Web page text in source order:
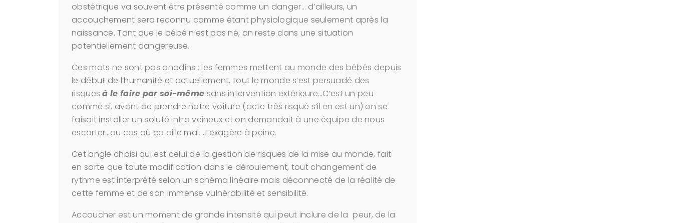
obstétrique va souvent être présenté comme un danger… d’ailleurs, un
accouchement sera reconnu comme étant physiologique seulement après la
naissance. Tant que le bébé n’est pas né, on reste dans une situation
potentiellement dangereuse.
Ces mots ne sont pas anodins : les femmes mettent au monde des bébés depuis
le début de l’humanité et actuellement, tout le monde s’est persuadé des
risquesà le faire par soi-même sans intervention extérieure…C’est un peu
comme si, avant de prendre notre voiture (acte très risqué s’il en est un) on se
faisait installer un soluté intra veineux et on demandait à une équipe de nous
escorter…au cas où ça aille mal. J’exagère à peine.
Cet angle choisi qui est celui de la gestion de risques de la mise au monde, fait
en sorte que toute modification dans le déroulement, tout changement de
rythme est interprété selon un schéma linéaire mais déconnecté de la réalité de
cette femme et de son immense vulnérabilité et sensibilité.
Accoucher est un moment de grande intensité qui peut inclure de la peur, de la